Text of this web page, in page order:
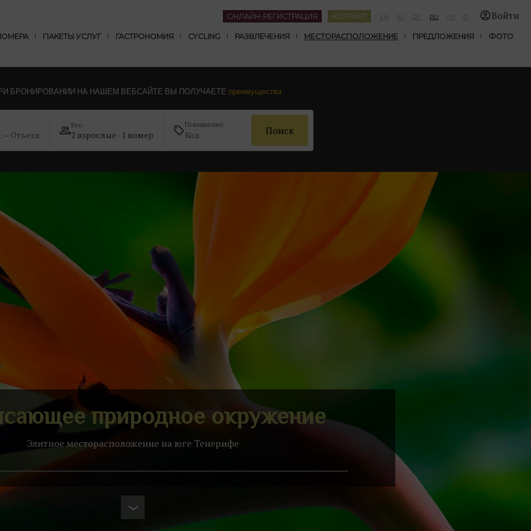
Войти
EN RU FR IT
КОНТАКТ
ОНЛАЙН-РЕГИСТРАЦИЯ
ПАКЕТЫ УСЛУГ ГАСТРОНОМИЯ CYCLING РАЗВЛЕЧЕНИЯ МЕСТОРАСПОЛОЖЕНИЕ ПРЕДЛОЖЕНИЯ ФОТО
БРОНИРОВАНИИ НА НАШЕМ ВЕБСАЙТЕ ВЫ ПОЛУЧАЕТЕ преимущества
— Отъезд
Кто
2 взрослые · 1 номер
Повышение Поиск
природное окружение
Элитное месторасположение на юге Тенерифе